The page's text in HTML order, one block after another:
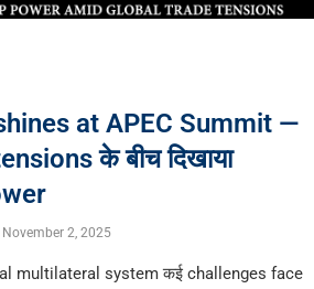
at APEC Summit —
के बीच दिखाया
November 2, 2025
multilateral system कई challenges face